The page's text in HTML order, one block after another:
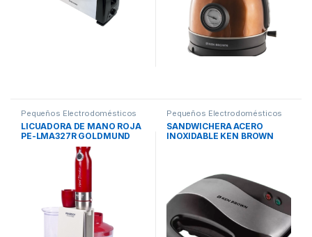
Pequeños Electrodomésticos
LICUADORA DE MANO ROJA
PE-LMA327R GOLDMUND
S.A. PEABODY
Pequeños Electrodomésticos
SANDWICHERA ACERO
INOXIDABLE KEN BROWN